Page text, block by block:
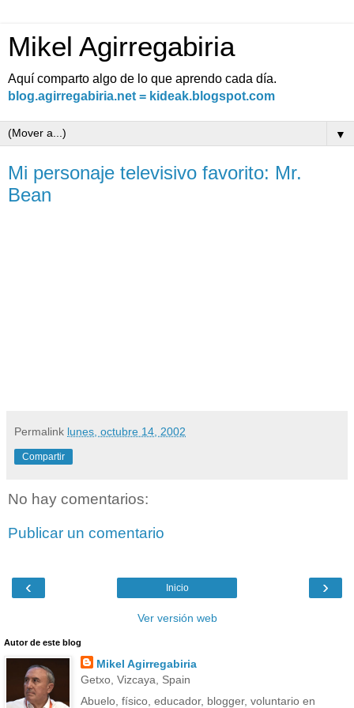
Mikel Agirregabiria
Aquí comparto algo de lo que aprendo cada día.
blog.agirregabiria.net = kideak.blogspot.com
▼
Mi personaje televisivo favorito: Mr.
Bean
Permalink lunes, octubre 14, 2002
Compartir
No hay comentarios:
Publicar un comentario
‹ ›
Inicio
Ver versión web
Autor de este blog
Mikel Agirregabiria
Getxo, Vizcaya, Spain
Abuelo, físico, educador, blogger, voluntario en